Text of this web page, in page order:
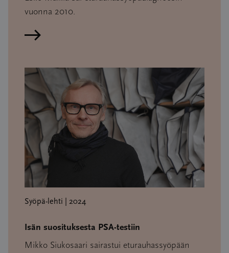
vuonna 2010.
Lue artikkeli
Syöpä-lehti | 2024
Isän suosituksesta PSA-testiin
Mikko Siukosaari sairastui eturauhassyöpään